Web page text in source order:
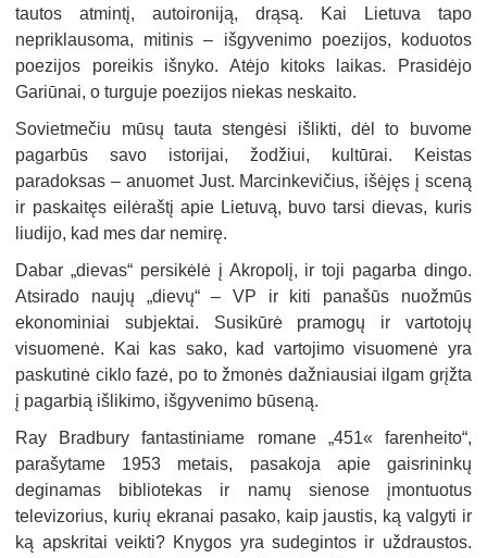
tautos atmintį, autoironiją, drąsą. Kai Lietuva tapo
nepriklausoma, mitinis – išgyvenimo poezijos, koduotos
poezijos poreikis išnyko. Atėjo kitoks laikas. Prasidėjo
Gariūnai, o turguje poezijos niekas neskaito.
Sovietmečiu mūsų tauta stengėsi išlikti, dėl to buvome
pagarbūs savo istorijai, žodžiui, kultūrai. Keistas
paradoksas – anuomet Just. Marcinkevičius, išėjęs į sceną
ir paskaitęs eilėraštį apie Lietuvą, buvo tarsi dievas, kuris
liudijo, kad mes dar nemirę.
Dabar „dievas“ persikėlė į Akropolį, ir toji pagarba dingo.
Atsirado naujų „dievų“ – VP ir kiti panašūs nuožmūs
ekonominiai subjektai. Susikūrė pramogų ir vartotojų
visuomenė. Kai kas sako, kad vartojimo visuomenė yra
paskutinė ciklo fazė, po to žmonės dažniausiai ilgam grįžta
į pagarbią išlikimo, išgyvenimo būseną.
Ray Bradbury fantastiniame romane „451« farenheito“,
parašytame 1953 metais, pasakoja apie gaisrininkų
deginamas bibliotekas ir namų sienose įmontuotus
televizorius, kurių ekranai pasako, kaip jaustis, ką valgyti ir
ką apskritai veikti? Knygos yra sudegintos ir uždraustos.